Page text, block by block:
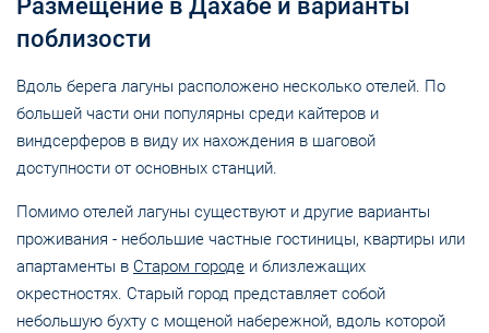
Размещение в Дахабе и варианты
поблизости
Вдоль берега лагуны расположено несколько отелей. По
большей части они популярны среди кайтеров и
виндсерферов в виду их нахождения в шаговой
доступности от основных станций.
Помимо отелей лагуны существуют и другие варианты
проживания - небольшие частные гостиницы, квартиры или
апартаменты в Старом городе и близлежащих
окрестностях. Старый город представляет собой
небольшую бухту с мощеной набережной, вдоль которой